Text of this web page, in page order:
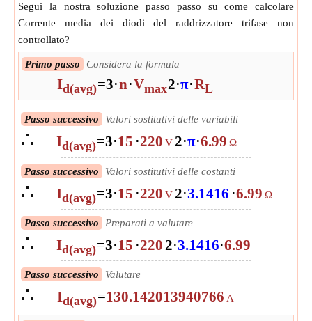
Segui la nostra soluzione passo passo su come calcolare
Corrente media dei diodi del raddrizzatore trifase non
controllato?
Primo passo Considera la formula
Id(avg)=3⋅n⋅Vmax2⋅π⋅RL
Passo successivo Valori sostitutivi delle variabili
∴ Id(avg)=3⋅15 ⋅220 V2⋅π⋅6.99 Ω
Passo successivo Valori sostitutivi delle costanti
∴ Id(avg)=3⋅15 ⋅220 V2⋅3.1416 ⋅6.99 Ω
Passo successivo Preparati a valutare
∴ Id(avg)=3⋅15 ⋅2202⋅3.1416⋅6.99
Passo successivo Valutare
∴ Id(avg)=130.142013940766 A